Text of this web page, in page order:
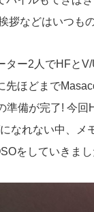
拶などはいつも
ター2人でHFと
先ほどまで
準備が完了! 今
なれない中、メ
をしていきまし